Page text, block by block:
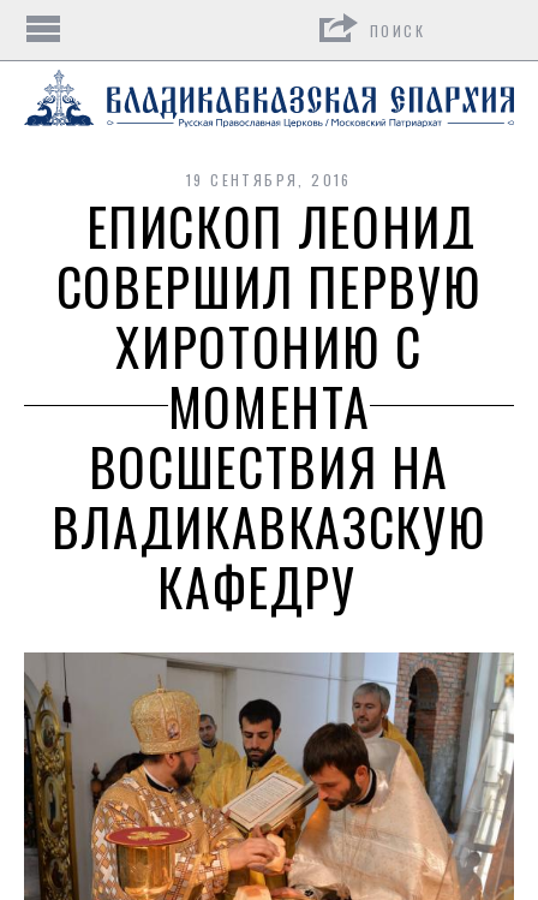
19 СЕНТЯБРЯ, 2016
ЕПИСКОП ЛЕОНИД
СОВЕРШИЛ ПЕРВУЮ
ХИРОТОНИЮ С
МОМЕНТА
ВОСШЕСТВИЯ НА
ВЛАДИКАВКАЗСКУЮ
КАФЕДРУ